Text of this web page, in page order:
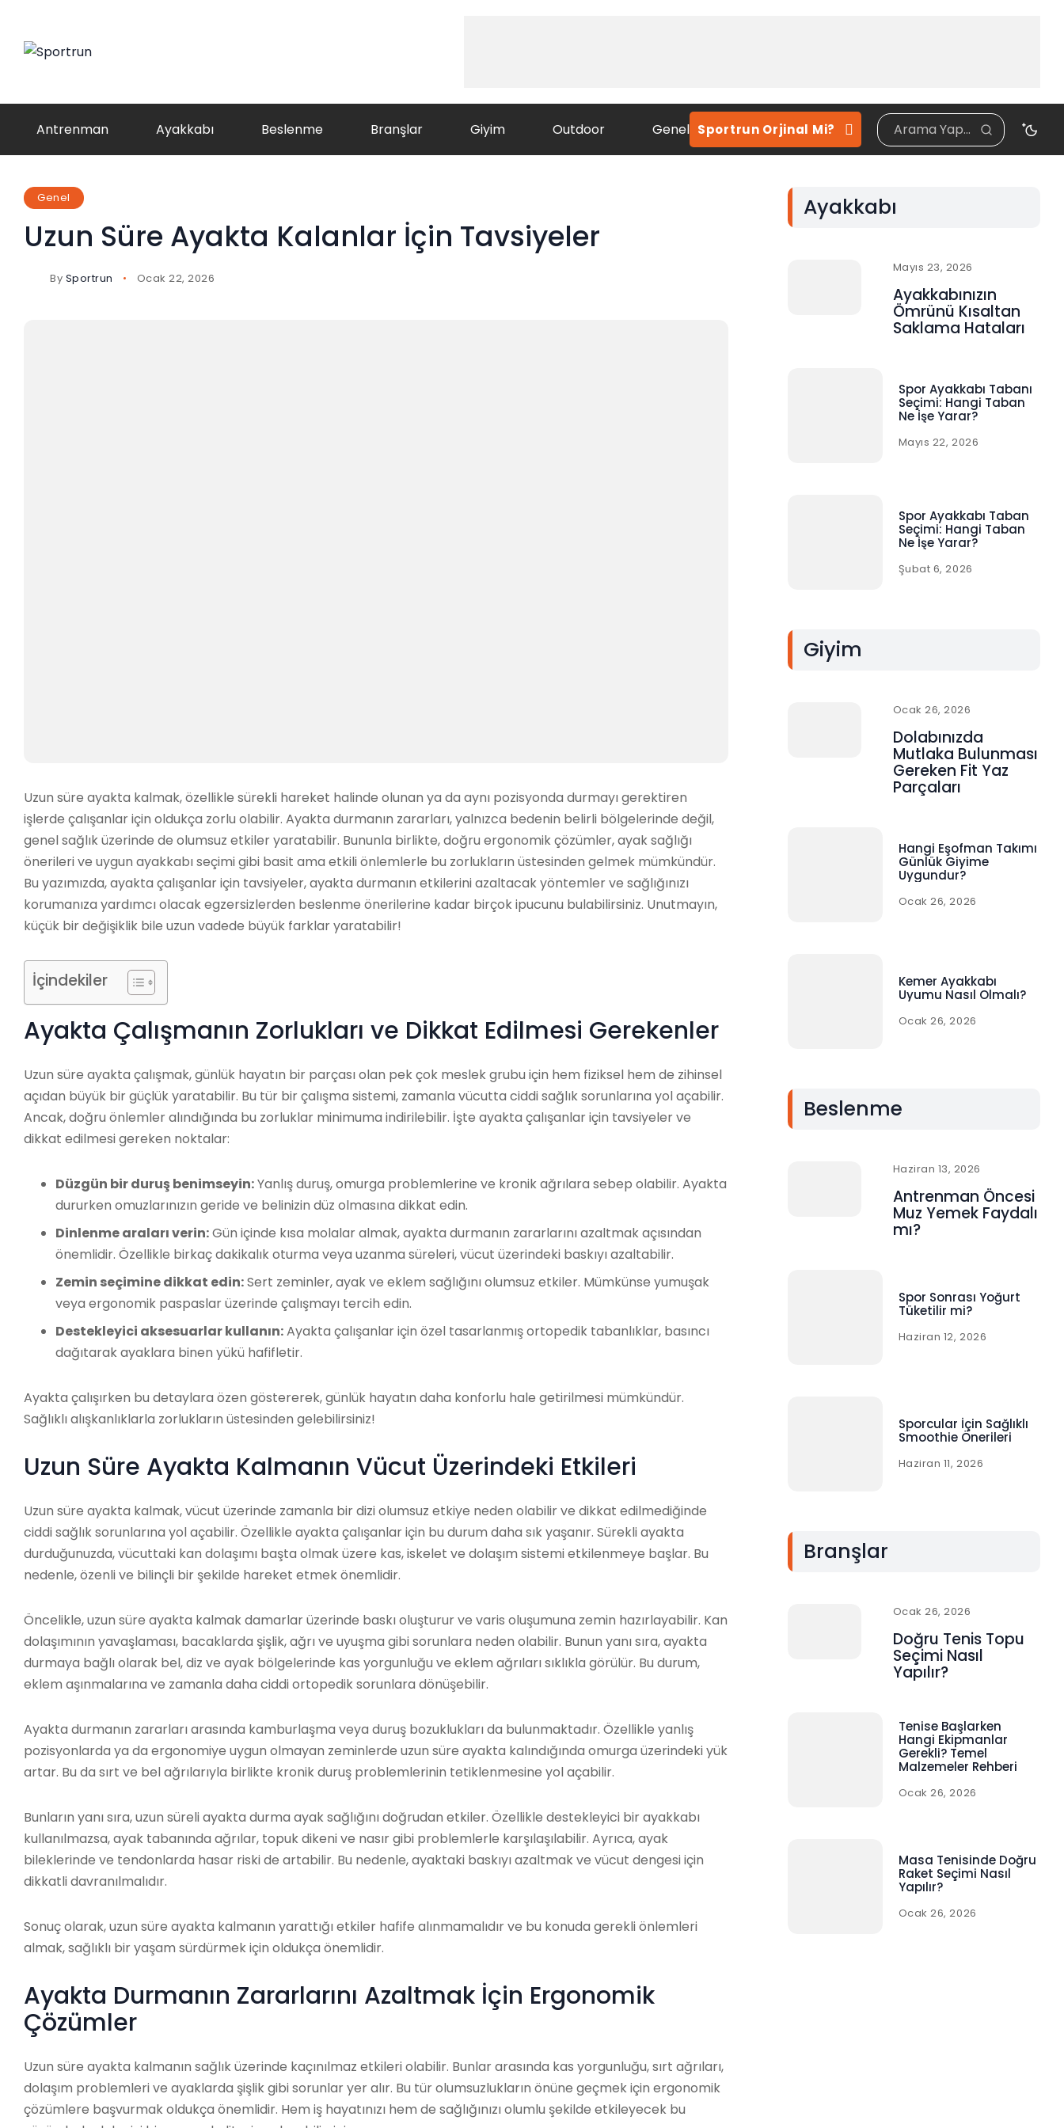
Antrenman Ayakkabı Beslenme Branşlar Giyim Outdoor Genel Sportrun Orjinal Mi?
Genel
Uzun Süre Ayakta Kalanlar İçin Tavsiyeler
By Sportrun Ocak 22, 2026
Uzun süre ayakta kalmak, özellikle sürekli hareket halinde olunan ya da aynı pozisyonda durmayı gerektiren
işlerde çalışanlar için oldukça zorlu olabilir. Ayakta durmanın zararları, yalnızca bedenin belirli bölgelerinde değil,
genel sağlık üzerinde de olumsuz etkiler yaratabilir. Bununla birlikte, doğru ergonomik çözümler, ayak sağlığı
önerileri ve uygun ayakkabı seçimi gibi basit ama etkili önlemlerle bu zorlukların üstesinden gelmek mümkündür.
Bu yazımızda, ayakta çalışanlar için tavsiyeler, ayakta durmanın etkilerini azaltacak yöntemler ve sağlığınızı
korumanıza yardımcı olacak egzersizlerden beslenme önerilerine kadar birçok ipucunu bulabilirsiniz. Unutmayın,
küçük bir değişiklik bile uzun vadede büyük farklar yaratabilir!
İçindekiler
Ayakta Çalışmanın Zorlukları ve Dikkat Edilmesi Gerekenler
Uzun süre ayakta çalışmak, günlük hayatın bir parçası olan pek çok meslek grubu için hem fiziksel hem de zihinsel
açıdan büyük bir güçlük yaratabilir. Bu tür bir çalışma sistemi, zamanla vücutta ciddi sağlık sorunlarına yol açabilir.
Ancak, doğru önlemler alındığında bu zorluklar minimuma indirilebilir. İşte ayakta çalışanlar için tavsiyeler ve
dikkat edilmesi gereken noktalar:
Düzgün bir duruş benimseyin:Yanlış duruş, omurga problemlerine ve kronik ağrılara sebep olabilir. Ayakta
dururken omuzlarınızın geride ve belinizin düz olmasına dikkat edin.
Dinlenme araları verin:Gün içinde kısa molalar almak, ayakta durmanın zararlarını azaltmak açısından
önemlidir. Özellikle birkaç dakikalık oturma veya uzanma süreleri, vücut üzerindeki baskıyı azaltabilir.
Zemin seçimine dikkat edin:Sert zeminler, ayak ve eklem sağlığını olumsuz etkiler. Mümkünse yumuşak
veya ergonomik paspaslar üzerinde çalışmayı tercih edin.
Destekleyici aksesuarlar kullanın:Ayakta çalışanlar için özel tasarlanmış ortopedik tabanlıklar, basıncı
dağıtarak ayaklara binen yükü hafifletir.
Ayakta çalışırken bu detaylara özen göstererek, günlük hayatın daha konforlu hale getirilmesi mümkündür.
Sağlıklı alışkanlıklarla zorlukların üstesinden gelebilirsiniz!
Uzun Süre Ayakta Kalmanın Vücut Üzerindeki Etkileri
Uzun süre ayakta kalmak, vücut üzerinde zamanla bir dizi olumsuz etkiye neden olabilir ve dikkat edilmediğinde
ciddi sağlık sorunlarına yol açabilir. Özellikle ayakta çalışanlar için bu durum daha sık yaşanır. Sürekli ayakta
durduğunuzda, vücuttaki kan dolaşımı başta olmak üzere kas, iskelet ve dolaşım sistemi etkilenmeye başlar. Bu
nedenle, özenli ve bilinçli bir şekilde hareket etmek önemlidir.
Öncelikle, uzun süre ayakta kalmak damarlar üzerinde baskı oluşturur ve varis oluşumuna zemin hazırlayabilir. Kan
dolaşımının yavaşlaması, bacaklarda şişlik, ağrı ve uyuşma gibi sorunlara neden olabilir. Bunun yanı sıra, ayakta
durmaya bağlı olarak bel, diz ve ayak bölgelerinde kas yorgunluğu ve eklem ağrıları sıklıkla görülür. Bu durum,
eklem aşınmalarına ve zamanla daha ciddi ortopedik sorunlara dönüşebilir.
Ayakta durmanın zararları arasında kamburlaşma veya duruş bozuklukları da bulunmaktadır. Özellikle yanlış
pozisyonlarda ya da ergonomiye uygun olmayan zeminlerde uzun süre ayakta kalındığında omurga üzerindeki yük
artar. Bu da sırt ve bel ağrılarıyla birlikte kronik duruş problemlerinin tetiklenmesine yol açabilir.
Bunların yanı sıra, uzun süreli ayakta durma ayak sağlığını doğrudan etkiler. Özellikle destekleyici bir ayakkabı
kullanılmazsa, ayak tabanında ağrılar, topuk dikeni ve nasır gibi problemlerle karşılaşılabilir. Ayrıca, ayak
bileklerinde ve tendonlarda hasar riski de artabilir. Bu nedenle, ayaktaki baskıyı azaltmak ve vücut dengesi için
dikkatli davranılmalıdır.
Sonuç olarak, uzun süre ayakta kalmanın yarattığı etkiler hafife alınmamalıdır ve bu konuda gerekli önlemleri
almak, sağlıklı bir yaşam sürdürmek için oldukça önemlidir.
Ayakta Durmanın Zararlarını Azaltmak İçin Ergonomik
Çözümler
Uzun süre ayakta kalmanın sağlık üzerinde kaçınılmaz etkileri olabilir. Bunlar arasında kas yorgunluğu, sırt ağrıları,
dolaşım problemleri ve ayaklarda şişlik gibi sorunlar yer alır. Bu tür olumsuzlukların önüne geçmek için ergonomik
çözümlere başvurmak oldukça önemlidir. Hem iş hayatınızı hem de sağlığınızı olumlu şekilde etkileyecek bu
Ayakkabı
Mayıs 23, 2026
Ayakkabınızın
Ömrünü Kısaltan
Saklama Hataları
Spor Ayakkabı Tabanı
Seçimi: Hangi Taban
Ne İşe Yarar?
Mayıs 22, 2026
Spor Ayakkabı Taban
Seçimi: Hangi Taban
Ne İşe Yarar?
Şubat 6, 2026
Giyim
Ocak 26, 2026
Dolabınızda
Mutlaka Bulunması
Gereken Fit Yaz
Parçaları
Hangi Eşofman Takımı
Günlük Giyime
Uygundur?
Ocak 26, 2026
Kemer Ayakkabı
Uyumu Nasıl Olmalı?
Ocak 26, 2026
Beslenme
Haziran 13, 2026
Antrenman Öncesi
Muz Yemek Faydalı
mı?
Spor Sonrası Yoğurt
Tüketilir mi?
Haziran 12, 2026
Sporcular İçin Sağlıklı
Smoothie Önerileri
Haziran 11, 2026
Branşlar
Ocak 26, 2026
Doğru Tenis Topu
Seçimi Nasıl
Yapılır?
Tenise Başlarken
Hangi Ekipmanlar
Gerekli? Temel
Malzemeler Rehberi
Ocak 26, 2026
Masa Tenisinde Doğru
Raket Seçimi Nasıl
Yapılır?
Ocak 26, 2026